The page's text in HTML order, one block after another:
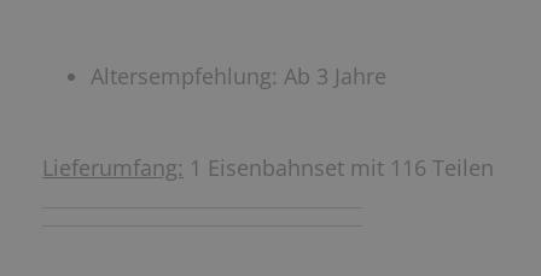
Altersempfehlung: Ab 3 Jahre
Lieferumfang: 1 Eisenbahnset mit 116 Teilen